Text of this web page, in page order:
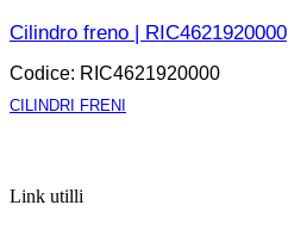
Cilindro freno | RIC4621920000
Codice: RIC4621920000
CILINDRI FRENI
Link utilli